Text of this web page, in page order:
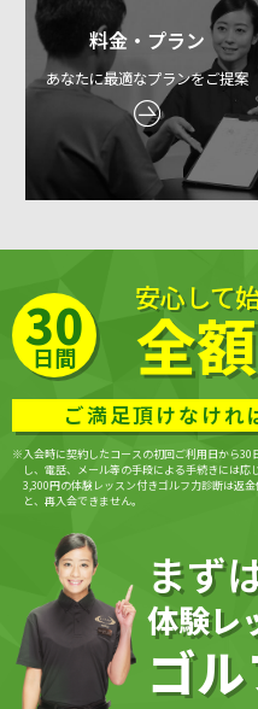
料金・プラン
あなたに最適なプランをご提案
30
日間
安心して
全
ご満足頂けなけれ
※入会時に契約したコースの初回ご利用日から30
し、電話、メール等の手段による手続きには
3,300円の体験レッスン付きゴルフ力診断は返
と、再入会できません。
まず
体験レ
ゴ